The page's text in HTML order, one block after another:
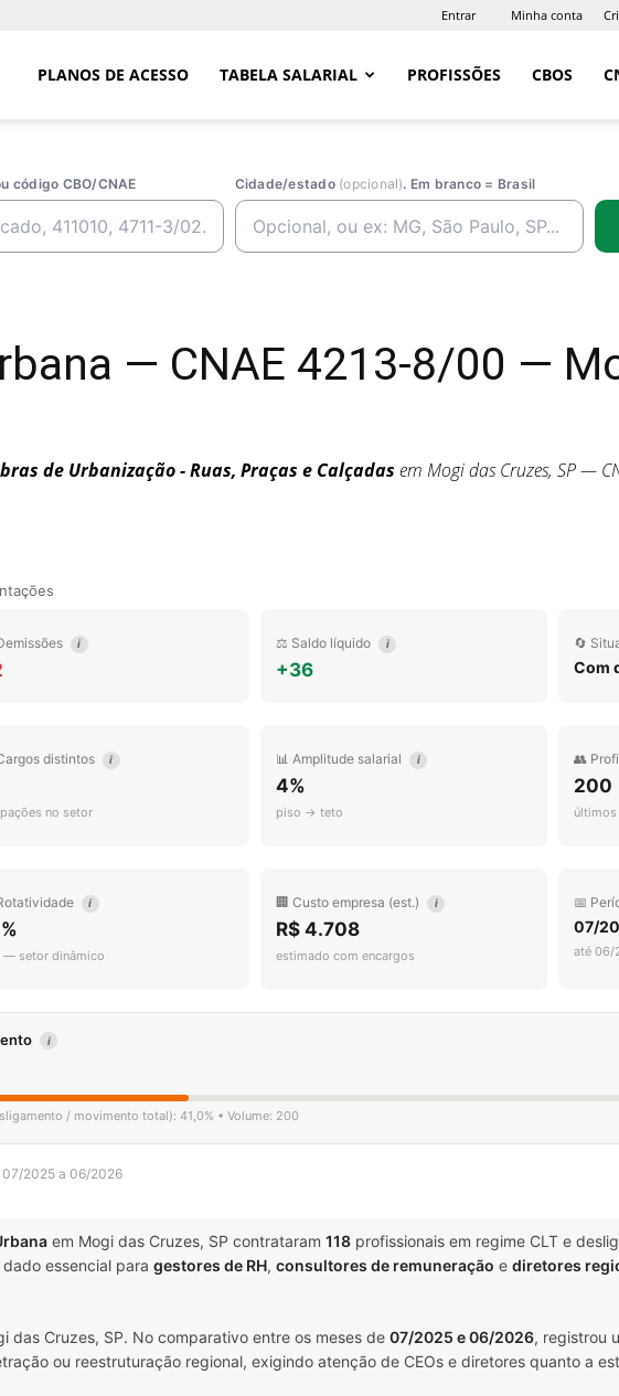
Entrar Minha conta
PLANOS DE ACESSO TABELA SALARIAL PROFISSÕES CBOS
código CBO/CNAE Cidade/estado (opcional). Em branco = Brasil
— CNAE 4213-8/00 —
de Urbanização - Ruas, Praças e Calçadas em Mogi das Cruzes, SP —
i ⚖️ Saldo líquido i
+36
🔄
Com
distintos i
no setor
📊 Amplitude salarial i
4%
piso → teto
👥
200
últimos
i
— setor dinâmico
🏢 Custo empresa (est.) i
R$ 4.708
estimado com encargos
📅
07/
até 06/
i
/ movimento total): 41,0% • Volume: 200
07/2025 a 06/2026
em Mogi das Cruzes, SP contrataram 118 profissionais em regime CLT e
essencial para gestores de RH, consultores de remuneração e diretores
das Cruzes, SP. No comparativo entre os meses de 07/2025 e 06/2026, registrou
ou reestruturação regional, exigindo atenção de CEOs e diretores quanto a